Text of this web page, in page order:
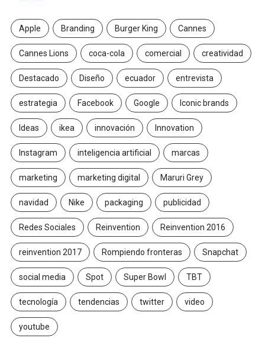
Apple Branding Burger King Cannes
Cannes Lions coca-cola comercial creatividad
Destacado Diseño ecuador entrevista
estrategia Facebook Google Iconic brands
Ideas ikea innovación Innovation
Instagram inteligencia artificial marcas
marketing marketing digital Maruri Grey
navidad Nike packaging publicidad
Redes Sociales Reinvention Reinvention 2016
reinvention 2017 Rompiendo fronteras Snapchat
social media Spot Super Bowl TBT
tecnología tendencias twitter video
youtube